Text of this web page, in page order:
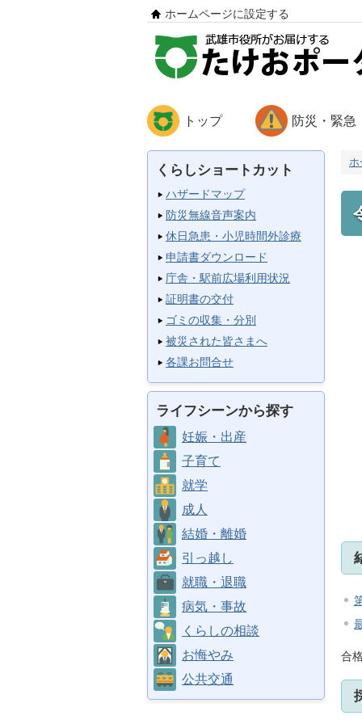
ホームページに設定する
トップ 防災・緊急
くらしショートカット
ハザードマップ
防災無線音声案内
休日急患・小児時間外診療
申請書ダウンロード
庁舎・駅前広場利用状況
証明書の交付
ゴミの収集・分別
被災された皆さまへ
各課お問合せ
ライフシーンから探す
妊娠・出産
子育て
就学
成人
結婚・離婚
引っ越し
就職・退職
病気・事故
くらしの相談
お悔やみ
公共交通
ホ
合